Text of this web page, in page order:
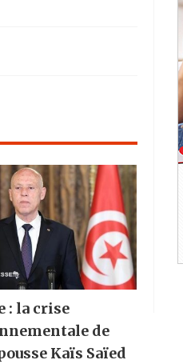
: la crise
de
Kaïs Saïed